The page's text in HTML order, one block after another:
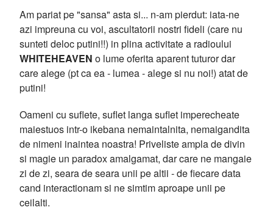
Am pariat pe "sansa" asta si... n-am pierdut: iata-ne
azi impreuna cu voi, ascultatorii nostri fideli (care nu
sunteti deloc putini!!) in plina activitate a radioului
WHITEHEAVEN o lume oferita aparent tuturor dar
care alege (pt ca ea - lumea - alege si nu noi!) atat de
putini!
Oameni cu suflete, suflet langa suflet imperecheate
maiestuos intr-o ikebana nemaintalnita, nemaigandita
de nimeni inaintea noastra! Priveliste ampla de divin
si magie un paradox amalgamat, dar care ne mangaie
zi de zi, seara de seara unii pe altii - de fiecare data
cand interactionam si ne simtim aproape unii pe
ceilalti.